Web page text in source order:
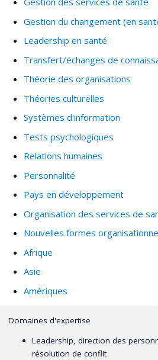
Gestion du changement (en
Leadership en santé
Transfert/échanges de
Théorie des organisations
Théories culturelles
Systèmes d'information
Tests psychologiques
Relations humaines
Personnalité
Pays en développement
Organisation des services de
Nouvelles formes
Afrique
Asie
Amériques
Domaines d'expertise
Leadership, direction des
résolution de conflit